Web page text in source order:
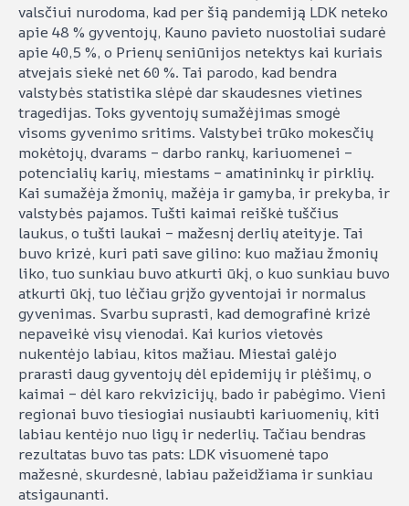
valsčiui nurodoma, kad per šią pandemiją LDK neteko
apie 48 % gyventojų, Kauno pavieto nuostoliai sudarė
apie 40,5 %, o Prienų seniūnijos netektys kai kuriais
atvejais siekė net 60 %. Tai parodo, kad bendra
valstybės statistika slėpė dar skaudesnes vietines
tragedijas. Toks gyventojų sumažėjimas smogė
visoms gyvenimo sritims. Valstybei trūko mokesčių
mokėtojų, dvarams – darbo rankų, kariuomenei –
potencialių karių, miestams – amatininkų ir pirklių.
Kai sumažėja žmonių, mažėja ir gamyba, ir prekyba, ir
valstybės pajamos. Tušti kaimai reiškė tuščius
laukus, o tušti laukai – mažesnį derlių ateityje. Tai
buvo krizė, kuri pati save gilino: kuo mažiau žmonių
liko, tuo sunkiau buvo atkurti ūkį, o kuo sunkiau buvo
atkurti ūkį, tuo lėčiau grįžo gyventojai ir normalus
gyvenimas. Svarbu suprasti, kad demografinė krizė
nepaveikė visų vienodai. Kai kurios vietovės
nukentėjo labiau, kitos mažiau. Miestai galėjo
prarasti daug gyventojų dėl epidemijų ir plėšimų, o
kaimai – dėl karo rekvizicijų, bado ir pabėgimo. Vieni
regionai buvo tiesiogiai nusiaubti kariuomenių, kiti
labiau kentėjo nuo ligų ir nederlių. Tačiau bendras
rezultatas buvo tas pats: LDK visuomenė tapo
mažesnė, skurdesnė, labiau pažeidžiama ir sunkiau
atsigaunanti.